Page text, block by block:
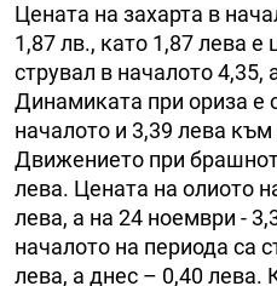
Цената на захарта в
1,87 лв., като 1,87 лева е
струвал в началото 4,35,
Динамиката при ориза е
началото и 3,39 лева
Движението при
лева. Цената на олиото
лева, а на 24 ноември -
началото на периода са
лева, а днес – 0,40